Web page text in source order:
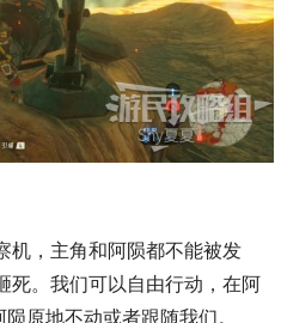
机，主角和阿陨都不能被发
死。我们可以自由行动，在阿
原地不动或者跟随我们。